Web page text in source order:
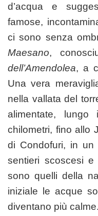
d’acqua e
famose,
ci sono senza
Maesano,
dell’Amendolea, a
Una vera
nella vallata del
alimentate,
chilometri, fino allo
di Condofuri, in un
sentieri scoscesi
sono quelli della
iniziale le acque
diventano più calme.